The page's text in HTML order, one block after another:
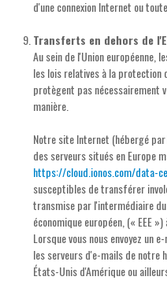
d'une connexion Internet ou
Transferts en dehors de
Au sein de l'Union européenne,
les lois relatives à la protection
protègent pas nécessairement
manière.
Notre site Internet (hébergé
des serveurs situés en Europe
https://cloud.ionos.com/data-
susceptibles de transférer
transmise par l'intermédiaire
économique européen, (« EEE
Lorsque vous nous envoyez un
les serveurs d'e-mails de notre
États-Unis d'Amérique ou